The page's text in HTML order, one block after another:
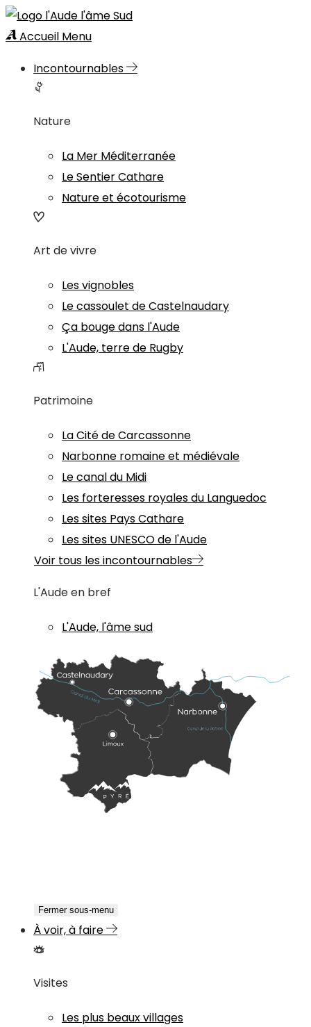
Accueil Menu
Incontournables
Nature
La Mer Méditerranée
Le Sentier Cathare
Nature et écotourisme
Art de vivre
Les vignobles
Le cassoulet de Castelnaudary
Ça bouge dans l'Aude
L'Aude, terre de Rugby
Patrimoine
La Cité de Carcassonne
Narbonne romaine et médiévale
Le canal du Midi
Les forteresses royales du Languedoc
Les sites Pays Cathare
Les sites UNESCO de l'Aude
Voir tous les incontournables
L'Aude en bref
L'Aude, l'âme sud
Fermer sous-menu
À voir, à faire
Visites
Les plus beaux villages